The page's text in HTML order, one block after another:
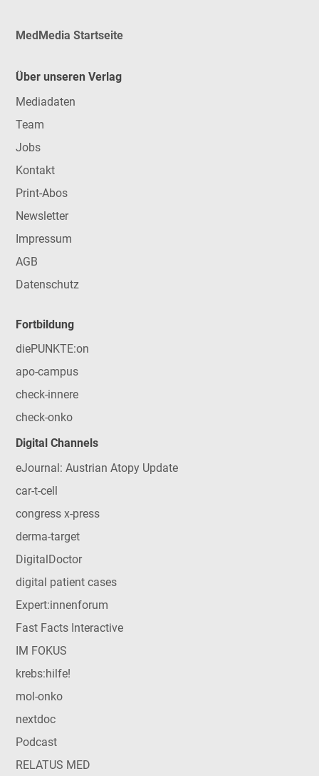
MedMedia Startseite
Über unseren Verlag
Mediadaten
Team
Jobs
Kontakt
Print-Abos
Newsletter
Impressum
AGB
Datenschutz
Fortbildung
diePUNKTE:on
apo-campus
check-innere
check-onko
Digital Channels
eJournal: Austrian Atopy Update
car-t-cell
congress x-press
derma-target
DigitalDoctor
digital patient cases
Expert:innenforum
Fast Facts Interactive
IM FOKUS
krebs:hilfe!
mol-onko
nextdoc
Podcast
RELATUS MED